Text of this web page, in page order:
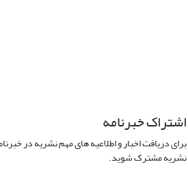
اشتراک خبرنامه
برای دریافت اخبار و اطلاعیه های مهم نشریه در
نشریه مشترک شوید.